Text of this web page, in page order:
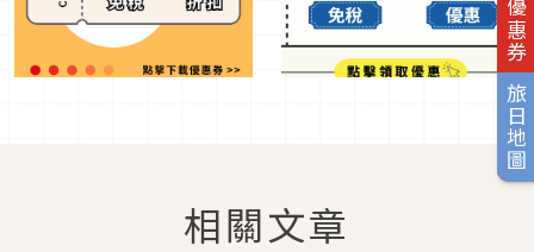
旅日地圖
相關文章